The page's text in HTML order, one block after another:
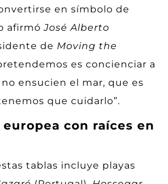
en símbolo de
afirmóJosé Alberto
de Moving the
es concienciar a
ensucien el mar, que es
que cuidarlo”.
con raíces en
tablas incluye playas